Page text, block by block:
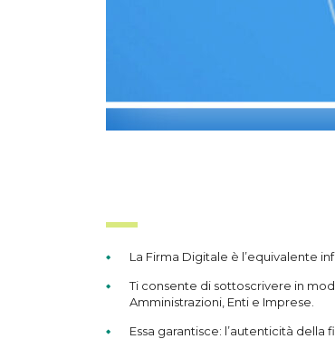
La Firma Digitale è l’equivalente
Ti consente di sottoscrivere in
Amministrazioni, Enti e Imprese.
Essa garantisce: l’autenticità